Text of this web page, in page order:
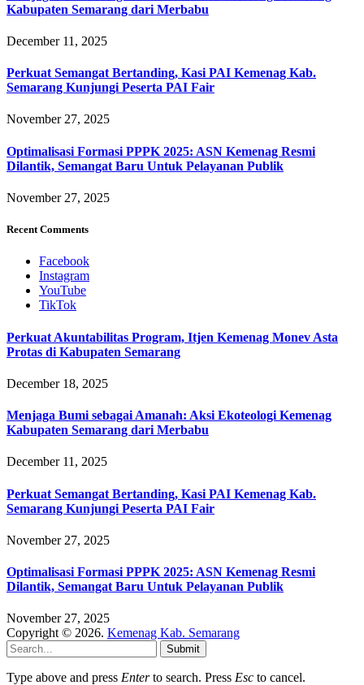
Kabupaten Semarang dari Merbabu
December 11, 2025
Perkuat Semangat Bertanding, Kasi PAI Kemenag Kab.
Semarang Kunjungi Peserta PAI Fair
November 27, 2025
Optimalisasi Formasi PPPK 2025: ASN Kemenag Resmi
Dilantik, Semangat Baru Untuk Pelayanan Publik
November 27, 2025
Recent Comments
Facebook
Instagram
YouTube
TikTok
Perkuat Akuntabilitas Program, Itjen Kemenag Monev Asta
Protas di Kabupaten Semarang
December 18, 2025
Menjaga Bumi sebagai Amanah: Aksi Ekoteologi Kemenag
Kabupaten Semarang dari Merbabu
December 11, 2025
Perkuat Semangat Bertanding, Kasi PAI Kemenag Kab.
Semarang Kunjungi Peserta PAI Fair
November 27, 2025
Optimalisasi Formasi PPPK 2025: ASN Kemenag Resmi
Dilantik, Semangat Baru Untuk Pelayanan Publik
November 27, 2025
Copyright © 2026. Kemenag Kab. Semarang
Submit
Type above and press Enterto search. Press Esc to cancel.